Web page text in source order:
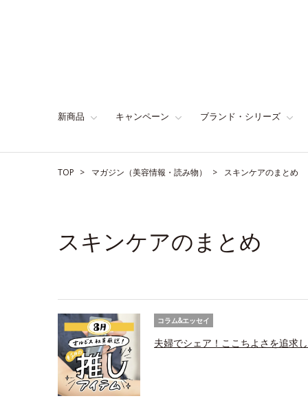
新商品 キャンペーン ブランド・シリーズ
TOP マガジン（美容情報・読み物） スキンケアのまとめ
スキンケアのまとめ
コラム&エッセイ
夫婦でシェア！ここちよさを追求